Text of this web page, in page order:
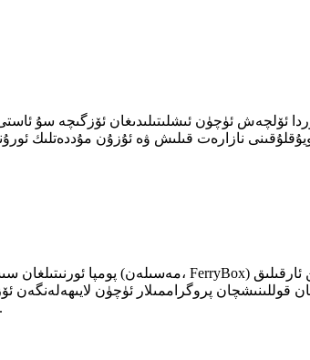
قوللىنىشچان پروگراممىلار ئۈچۈن
لىمنولوگىيە، تاتلىق سۇنى كونترول قىلىش، سۇ مەھسۇلاتلىرىنى يېتىشتۈرۈش / بېلىقچىلىق قاتارلىقلارنى ئۆز ئىچىگە ئالىدۇ.